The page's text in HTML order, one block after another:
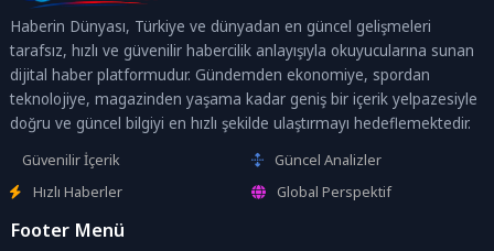
Haberin Dünyası, Türkiye ve dünyadan en güncel gelişmeleri
tarafsız, hızlı ve güvenilir habercilik anlayışıyla okuyucularına sunan
dijital haber platformudur. Gündemden ekonomiye, spordan
teknolojiye, magazinden yaşama kadar geniş bir içerik yelpazesiyle
doğru ve güncel bilgiyi en hızlı şekilde ulaştırmayı hedeflemektedir.
Güvenilir İçerik
Güncel Analizler
Hızlı Haberler
Global Perspektif
Footer Menü